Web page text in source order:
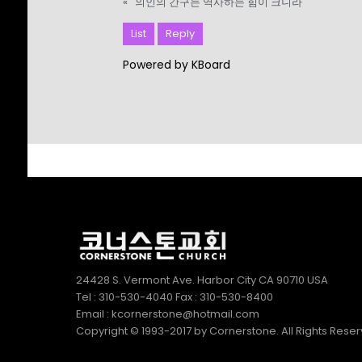
List Reply
Powered by KBoard
24428 S. Vermont Ave. Harbor City CA 90710 USA
Tel : 310-530-4040 Fax : 310-530-8400
Email : kcornerstone@hotmail.com
Copyright © 1993-2017 by Cornerstone. All Rights